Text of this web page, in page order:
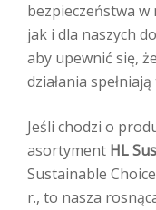
bezpieczeństwa w
jak i dla naszych
aby upewnić się,
działania
Jeśli chodzi o
asortyment HL
Sustainable
r., to nasza